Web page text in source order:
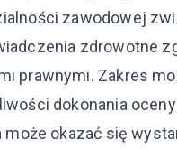
zawodowej
zdrowotne
prawnymi. Zakres
dokonania
okazać się